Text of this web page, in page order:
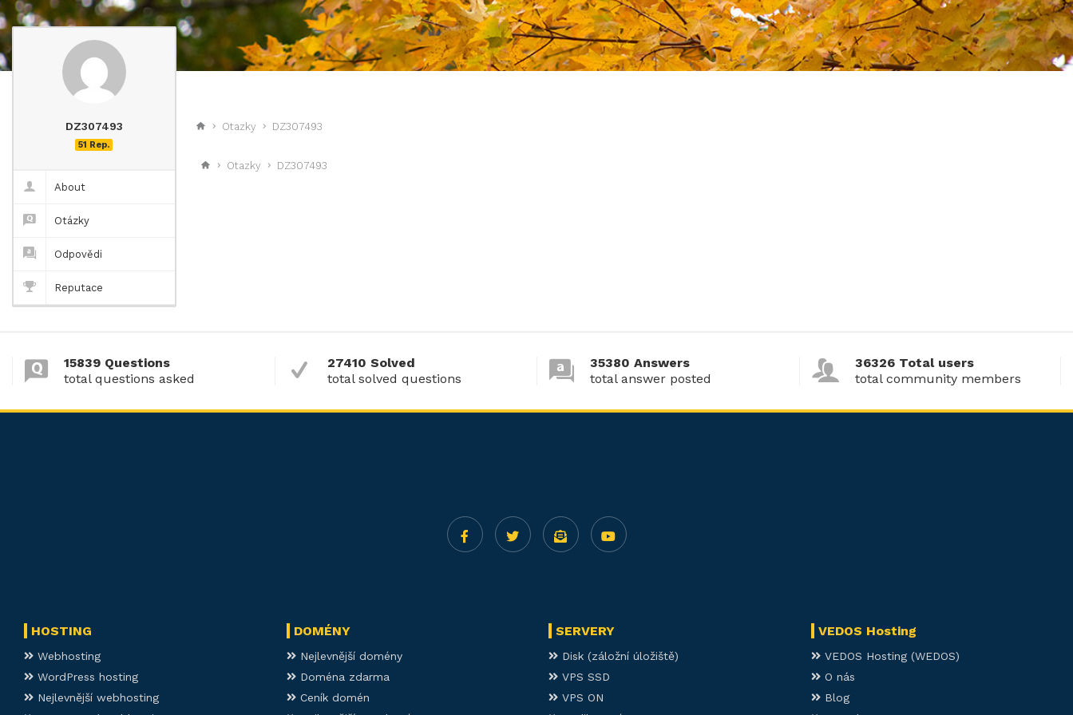
Otazky DZ307493
DZ307493
51 Rep.
About
Otázky
Odpovědi
Reputace
Otazky DZ307493
15839 Questions
total questions asked
27410 Solved
total solved questions
35380 Answers
total answer posted
36326 Total users
total community members
HOSTING
Webhosting
WordPress hosting
Nejlevnější webhosting
DOMÉNY
Nejlevnější domény
Doména zdarma
Ceník domén
SERVERY
Disk (záložní úložiště)
VPS SSD
VPS ON
VEDOS Hosting
VEDOS Hosting (WEDOS)
O nás
Blog